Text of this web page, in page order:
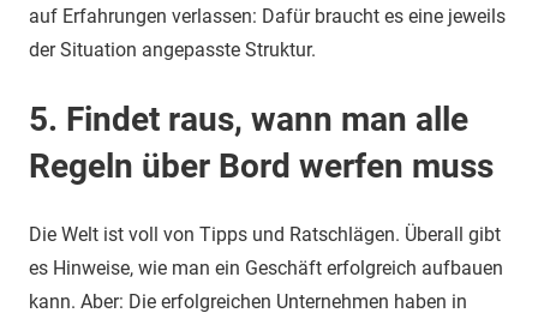
auf Erfahrungen verlassen: Dafür braucht es eine jeweils
der Situation angepasste Struktur.
5. Findet raus, wann man alle
Regeln über Bord werfen muss
Die Welt ist voll von Tipps und Ratschlägen. Überall gibt
es Hinweise, wie man ein Geschäft erfolgreich aufbauen
kann. Aber: Die erfolgreichen Unternehmen haben in